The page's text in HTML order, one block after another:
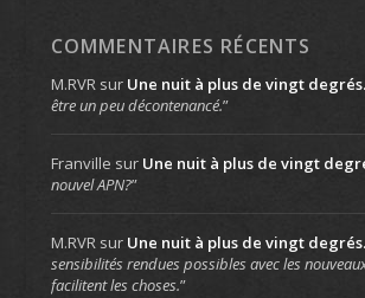
COMMENTAIRES RÉCENTS
M.RVRsur Une nuit à plus de vingt degrés.
être un peu décontenancé.”
Franville sur Une nuit à plus de vingt
nouvel APN?”
M.RVRsur Une nuit à plus de vingt degrés.
sensibilités rendues possibles avec les
facilitent les choses.”